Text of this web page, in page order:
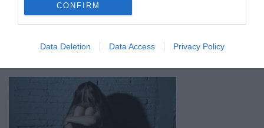
CONFIRM
Data Deletion Data Access Privacy Policy
15/07/2025 08:46
Δίκη Π. Φιλιππίδη: Σήμερα η απόφαση για τις δύο
απόπειρες βιασμού